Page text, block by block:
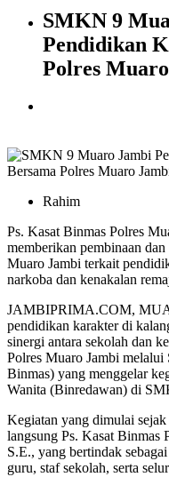
SMKN 9
Pendidikan
Polres
Rahim
Ps. Kasat Binmas Polres
memberikan pembinaan
Muaro Jambi terkait
narkoba dan kenakalan
JAMBIPRIMA.COM,
pendidikan karakter di
sinergi antara sekolah dan
Polres Muaro Jambi melalui
Binmas) yang menggelar
Wanita (Binredawan) di
Kegiatan yang dimulai
langsung Ps. Kasat
S.E., yang bertindak
guru, staf sekolah, serta